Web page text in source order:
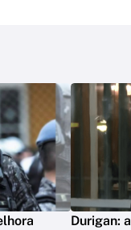
Durigan: